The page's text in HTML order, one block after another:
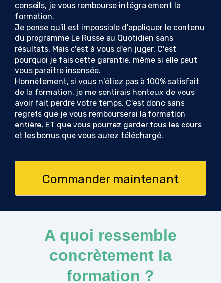
conseils, je vous rembourse intégralement la
formation.
Je pense qu'il est impossible d'appliquer le contenu
du programme Le Russe au Quotidien sans
résultats. Mais c'est à vous d'en juger. C'est
pourquoi je fais cette garantie, même si elle peut
vous paraître insensée.
Honnêtement, si vous n'étiez pas à 100% satisfait
de la formation, je me sentirais honteux de vous
avoir fait perdre votre temps. C'est donc sans
regrets que je vous rembourserai la formation
entière, ET que vous pourrez garder tous les cours
et les bonus que vous aurez téléchargé.
Commander maintenant
A quoi ressemble
concrètement la
formation ?